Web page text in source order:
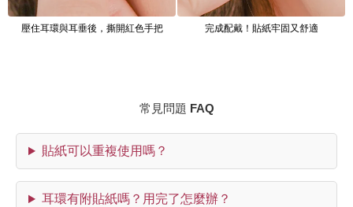
壓住耳環與耳垂後，撕開紅色手把 完成配戴！貼紙牢固又舒適
常見問題 FAQ
貼紙可以重複使用嗎？
耳環有附貼紙嗎？用完了怎麼辦？